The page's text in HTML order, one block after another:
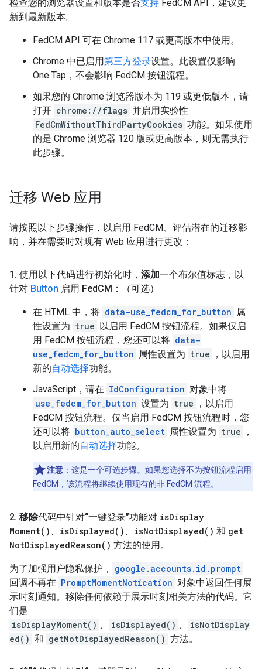
检查您的浏览器设置和版本是否支持 FedCM API，建议更
新到最新版本。
FedCM API 可在 Chrome 117 或更高版本中使用。
Chrome 中已启用第三方登录设置。此设置仅影响
One Tap，不会影响 FedCM 按钮流程。
如果您的 Chrome 浏览器版本为 119 或更低版本，请
打开 chrome://flags 并启用实验性
FedCmWithoutThirdPartyCookies 功能。如果使用
的是 Chrome 浏览器 120 版或更高版本，则无需执行
此步骤。
迁移 Web 应用
请按照以下步骤操作，以启用 FedCM、评估潜在的迁移影
响，并在需要时对现有 Web 应用进行更改：
1 . 使用以下代码进行初始化时， 添加一个布尔值标志，以
针对 Button 启用 FedCM：（可选）
在 HTML 中，将 data-use_fedcm_for_button 属
性设置为 true 以启用 FedCM 按钮流程。如果仅启
用 FedCM 按钮流程，您还可以将 data-
use_fedcm_for_button 属性设置为 true
，以启用
新的自动选择功能。
JavaScript，请在 IdConfiguration 对象中将
use_fedcm_for_button 设置为 true
，以启用
FedCM 按钮流程。仅当启用 FedCM 按钮流程时，您
还可以将 button_auto_select 属性设置为 true
，
以启用新的自动选择功能。
注意 ：这是一个可选步骤。如果您选择不为按钮流程启用
FedCM，该流程将继续使用现有的非 FedCM 流程。
2. 移除代码中针对“一键登录”功能对 isDisplay
Moment( ) 、 isDisplayed( ) 、 isNotDisplayed( ) 和 get
NotDisplayedReason( ) 方法的使用。
为了加强用户隐私保护，
google.accounts.id.prompt
回调不再在 PromptMomentNotication 对象中返回任何展
示时刻通知。移除任何依赖于展示时刻相关方法的代码。它
们是
isDisplayMoment() 、 isDisplayed() 、
isNotDisplay
ed() 和 getNotDisplayedReason() 方法。